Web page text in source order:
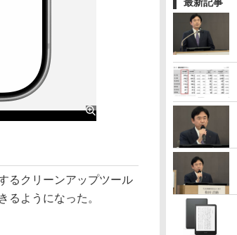
るクリーンアップツール
るようになった。